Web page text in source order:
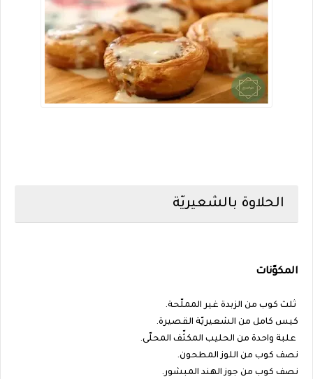
الحلاوة بالشعيريّة
المكوّنات
ثلث كوب من الزبدة غير المملّحة.
كيس كامل من الشعيريّة القصيرة.
علبة واحدة من الحليب المكثّف المحلّى.
نصف كوب من اللوز المطحون.
نصف كوب من جوز الهند المبشور.